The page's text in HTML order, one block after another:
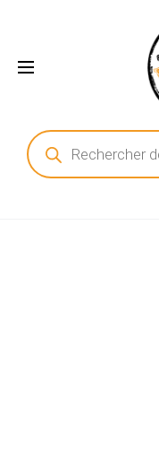
Recherche
de
produits